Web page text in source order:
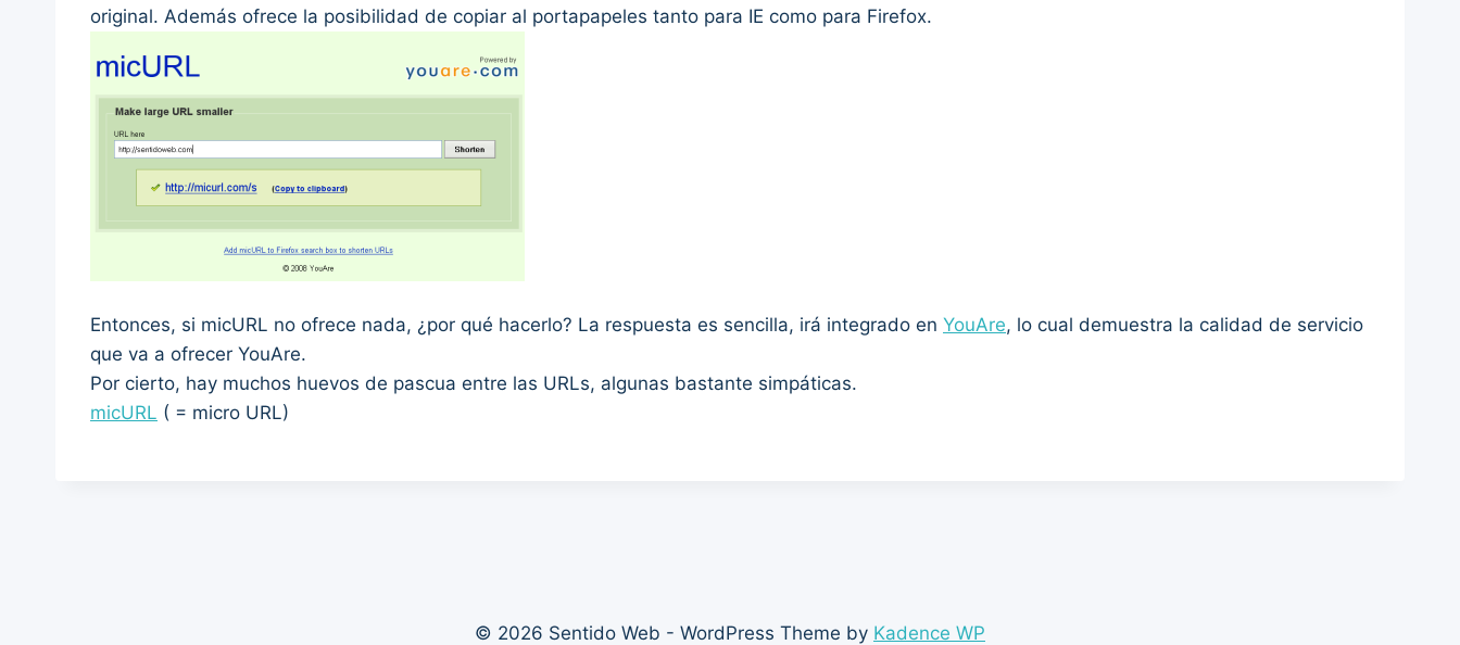
original. Además ofrece la posibilidad de copiar al portapapeles tanto para IE como para Firefox.
Entonces, si micURL no ofrece nada, ¿por qué hacerlo? La respuesta es sencilla, irá integrado en YouAre, lo cual demuestra la calidad de servicio
que va a ofrecer YouAre.
Por cierto, hay muchos huevos de pascua entre las URLs, algunas bastante simpáticas.
micURL ( = micro URL)
© 2026 Sentido Web - WordPress Theme by Kadence WP